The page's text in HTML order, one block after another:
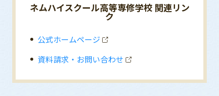
ネムハイスクール高等専修学校 関連リン
ク
公式ホームページ
資料請求・お問い合わせ